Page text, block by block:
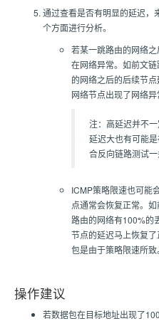
通过查看是否有明显的延迟，
个方面进行分析。
若某一跳路由的网络
在网络异常。如前文
的网络之后的后续节
网络节点出现了网络异
注：高延迟并不一
延迟大也有可能
合反向链路测试一
ICMP策略限速也可能
点通常会恢复正常。
路由的网络有100%的
节点的延迟马上恢复
包是由于策略限速所致。
操作建议
若数据包在目标地址出现了